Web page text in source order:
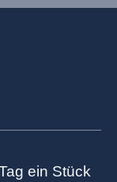
ein Stück